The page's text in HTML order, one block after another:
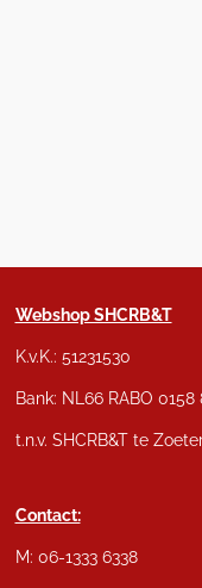
Webshop SHCRB&T
K.v.K.: 51231530
Bank: NL66 RABO 0158
t.n.v. SHCRB&T te
Contact:
M: 06-1333 6338